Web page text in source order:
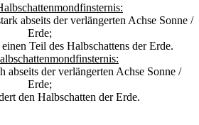
abseits der verlängerten Achse Sonne /
Erde;
Teil des Halbschattens der Erde.
abseits der verlängerten Achse Sonne /
Erde;
den Halbschatten der Erde.